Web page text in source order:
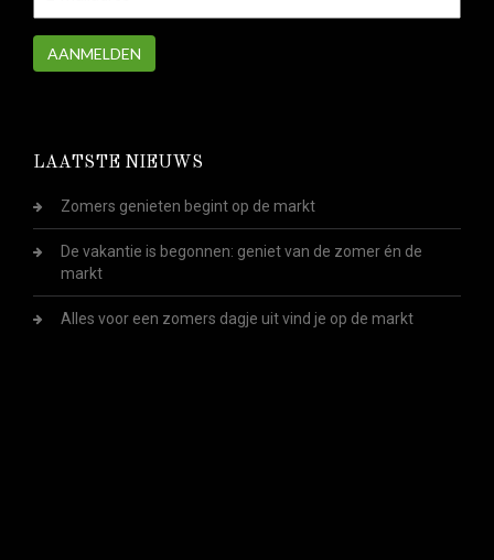
AANMELDEN
LAATSTE NIEUWS
Zomers genieten begint op de markt
De vakantie is begonnen: geniet van de zomer én de
markt
Alles voor een zomers dagje uit vind je op de markt